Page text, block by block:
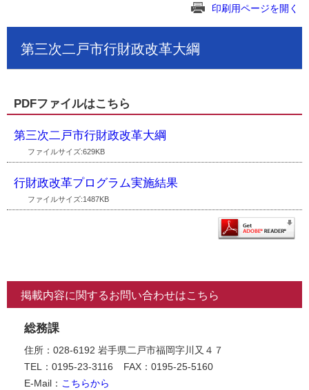
印刷用ページを開く
第三次二戸市行財政改革大綱
PDFファイルはこちら
第三次二戸市行財政改革大綱
ファイルサイズ:629KB
行財政改革プログラム実施結果
ファイルサイズ:1487KB
掲載内容に関するお問い合わせはこちら
総務課
住所：028-6192 岩手県二戸市福岡字川又４７
TEL：0195-23-3116
FAX：0195-25-5160
E-Mail： こちらから